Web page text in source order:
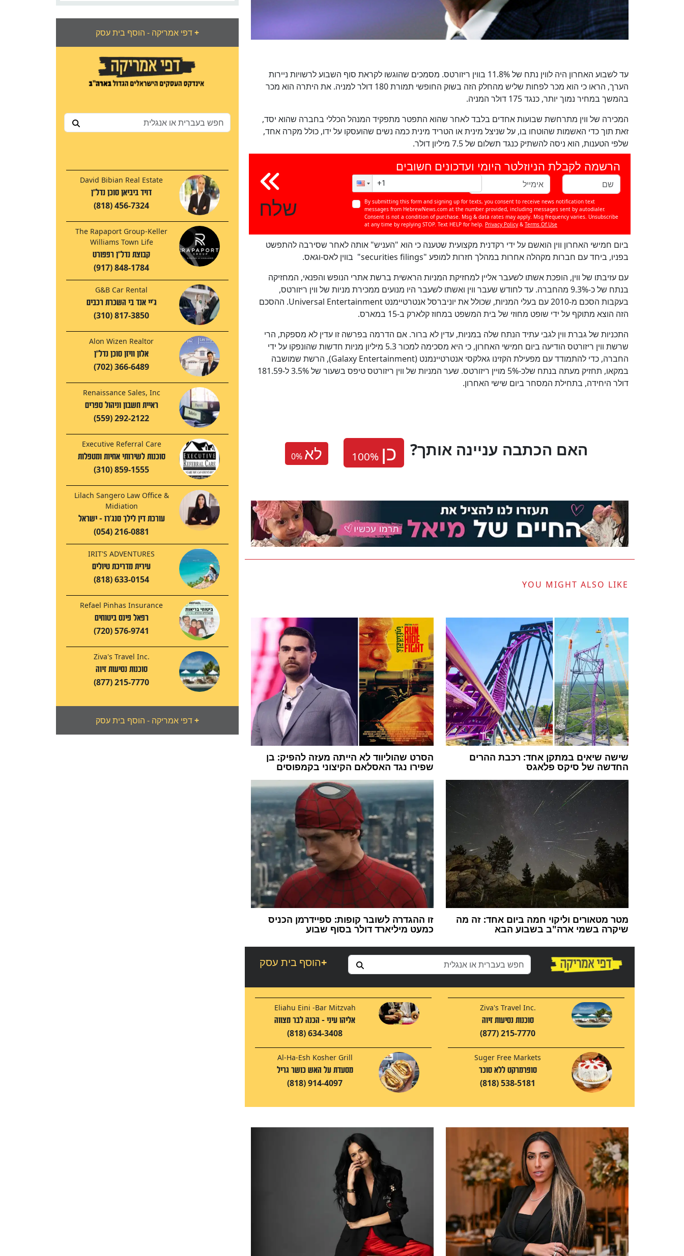
דפי אמריקה - הוסף בית עסק+
David Bibian Real Estate
דויד ביביאן סוכן נדל"ן
(818) 456-7324
The Rapaport Group-Keller
Williams Town Life
קבוצת נדל"ן רפפורט
(917) 848-1784
G&B Car Rental
ג'יי אנד בי השכרת רכבים
(310) 817-3850
Alon Wizen Realtor
אלון וויזן סוכן נדל"ן
(702) 366-6489
Renaissance Sales, Inc
ראיית חשבון וניהול ספרים
(559) 292-2122
Executive Referral Care
סוכנות לשירותי אחיות ומטפלות
(310) 859-1555
Lilach Sangero Law Office &
Midiation
עורכת דין לילך סנג'רו - ישראל
(054) 216-0881
IRIT'S ADVENTURES
עירית מדריכת טיולים
(818) 633-0154
Refael Pinhas Insurance
רפאל פינס ביטוחים
(720) 576-9741
Ziva's Travel Inc.
סוכנות נסיעות זיוה
(877) 215-7770
דפי אמריקה - הוסף בית עסק+
עד לשבוע האחרון היה לווין נתח של 11.8% בווין ריזורטס. מסמכים שהוגשו לקראת סוף השבוע לרשויות ניירות
הערך, הראו כי הוא מכר לפחות שליש מהחלק הזה בשוק החופשי תמורת 180 דולר למניה. את היתרה הוא מכר
בהמשך במחיר נמוך יותר, כנגד 175 דולר המניה.
המכירה של ווין מתרחשת שבועות אחדים בלבד לאחר שהוא התפטר מתפקיד המנהל הכללי בחברה שהוא יסד,
זאת תוך כדי האשמות שהוטחו בו, על שניצל מינית או הטריד מינית כמה נשים שהועסקו על ידו, כולל מקרה אחד,
שלפי הטענות, הוא ניסה להשתיק כנגד תשלום של 7.5 מיליון דולר.
שלח
הרשמה לקבלת הניוזלטר היומי ועדכונים חשובים
By submitting this form and signing up for texts, you consent to receive news notification text
messages from HebrewNews.com at the number provided, including messages sent by autodialer.
Consent is not a condition of purchase. Msg & data rates may apply. Msg frequency varies. Unsubscribe
at any time by replying STOP. Text HELP for help. Privacy Policy & Terms Of Use
ביום חמישי האחרון ווין הואשם על ידי רקדנית מקצועית שטענה כי הוא "העניש" אותה לאחר שסירבה להתפשט
בפניו, ביחד עם חברות מקהלה אחרות במהלך חזרות למופע "securities filings" בווין לאס-וגאס.
עם עזיבתו של ווין, הופכת אשתו לשעבר אליין למחזיקת המניות הראשית ברשת אתרי הנופש והפנאי, המחזיקה
בנתח של כ-9.3% מהחברה. עד לחודש שעבר ווין ואשתו לשעבר היו מנועים ממכירת מניות של ווין ריזורטס,
בעקבות הסכם מ-2010 עם בעלי המניות, שכולל את יוניברסל אנטרטיימנט
Universal Entertainment. ההסכם
הזה הוצא מתוקף על ידי שופט מחוזי של בית המשפט במחוז קלארק ב-15 במארס.
התכניות של גברת ווין לגבי עתיד הנתח שלה במניות, עדין לא ברור. אם הדרמה בפרשה זו עדין לא מספקת, הרי
שרשת ווין ריזורטס הודיעה ביום חמישי האחרון, כי היא מסכימה למכור 5.3 מיליון מניות חדשות שהונפקו על ידי
החברה, כדי להתמודד עם מפעילת הקזינו גאלקסי אנטרטיינמנט (Galaxy Entertainment), הרשת שמושבה
במקאו, תחזיק מעתה בנתח שלכ-5% מויין ריזורטס. שער המניות של ווין ריזורטס טיפס בשעור של 3.5% ל-181.59
דולר היחידה, בתחילת המסחר ביום שישי האחרון.
0% לא
100 כן
?האם הכתבה עניינה אותך
YOU MIGHT ALSO LIKE
הסרט שהוליווד לא הייתה מעזה להפיק: בן
שפירו נגד האסלאם הקיצוני בקמפוסים
שישה שיאים במתקן אחד: רכבת ההרים
החדשה של סיקס פלאגס
זו ההגדרה לשובר קופות: ספיידרמן הכניס
כמעט מיליארד דולר בסוף שבוע
מטר מטאורים וליקוי חמה ביום אחד: זה מה
שיקרה בשמי ארה"ב בשבוע הבא
הוסף בית עסק+
Eliahu Eini -Bar Mitzvah
אליהו עיני - הכנה לבר מצווה
(818) 634-3408
Ziva's Travel Inc.
סוכנות נסיעות זיוה
(877) 215-7770
Al-Ha-Esh Kosher Grill
מסעדת על האש כושר גריל
(818) 914-4097
Suger Free Markets
סופרמרקט ללא סוכר
(818) 538-5181